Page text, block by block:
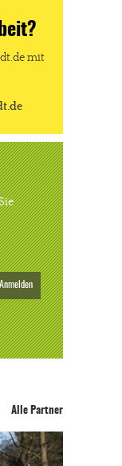
mit
Anmelden
Alle Partner